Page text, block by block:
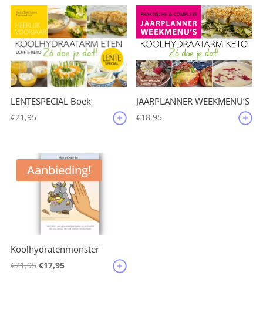
LENTESPECIAL Boek
€21,95
JAARPLANNER WEEKMENU’S
€18,95
Aanbieding!
Koolhydratenmonster
€21,95 Oorspronkelijke
€17,95Huidige